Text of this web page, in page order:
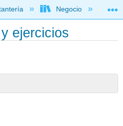
jerarquía global
Negocio
ejercicios